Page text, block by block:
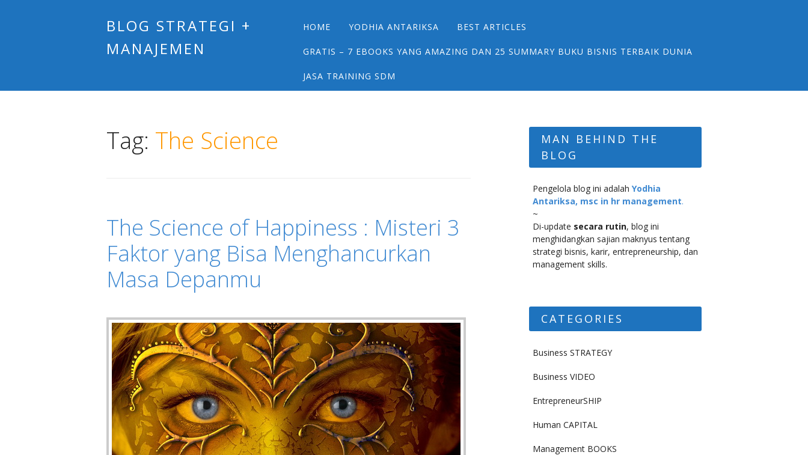
BLOG STRATEGI +
MANAJEMEN
Main menu
Skip
content
HOME YODHIA ANTARIKSA BEST ARTICLES
GRATIS – 7 EBOOKS YANG AMAZING DAN 25 SUMMARY BUKU BISNIS TERBAIK DUNIA
JASA TRAINING SDM
Tag: The Science
The Science of Happiness : Misteri 3
Faktor yang Bisa Menghancurkan
Masa Depanmu
MAN BEHIND THE
BLOG
Pengelola blog ini adalah Yodhia
Antariksa, msc in hr management.
~
Di-update secara rutin, blog ini
menghidangkan sajian maknyus tentang
strategi bisnis, karir, entrepreneurship, dan
management skills.
CATEGORIES
Business STRATEGY
Business VIDEO
EntrepreneurSHIP
Human CAPITAL
Management BOOKS